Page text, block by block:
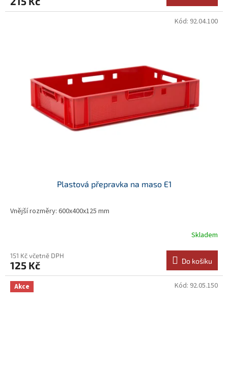
Plastová přepravka na maso E1
Vnější rozměry: 600x400x125 mm
Skladem
151 Kč včetně DPH
125 Kč Do košíku
Kód: 92.04.100
Akce Kód: 92.05.150